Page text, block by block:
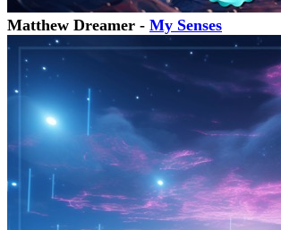
Matthew Dreamer - My Senses